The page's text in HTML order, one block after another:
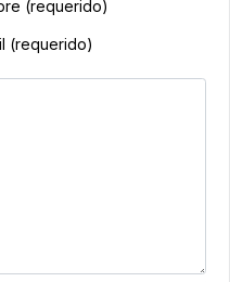
(requerido)
(requerido)